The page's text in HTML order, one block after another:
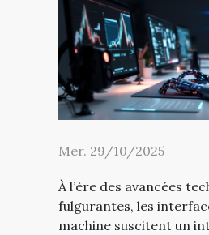
Mer. 29/10/2025
À l’ère des avancées
fulgurantes, les
machine suscitent un